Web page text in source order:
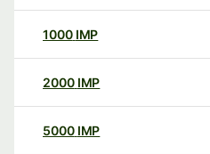
1000 IMP
2000 IMP
5000 IMP